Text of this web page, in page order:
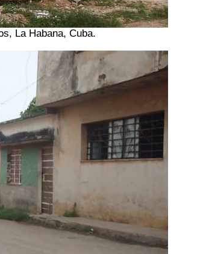
La Habana, Cuba.